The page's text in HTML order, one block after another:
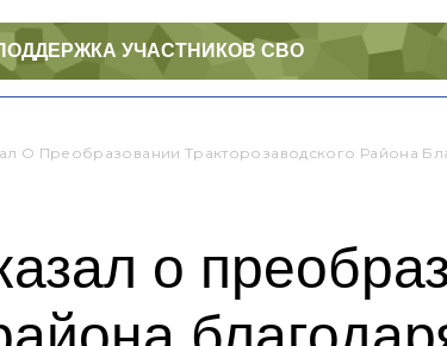
УЧАСТНИКОВ СВО
О Преобразовании Тракторозаводского Района
о